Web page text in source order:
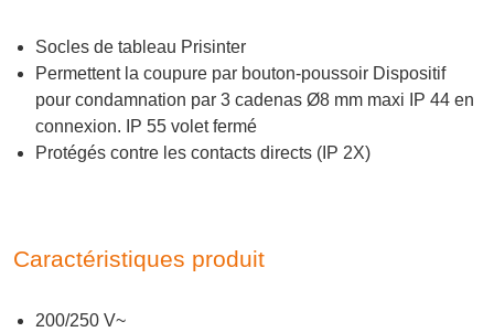
Socles de tableau Prisinter
Permettent la coupure par bouton-poussoir Dispositif
pour condamnation par 3 cadenas Ø8 mm maxi IP 44 en
connexion. IP 55 volet fermé
Protégés contre les contacts directs (IP 2X)
Caractéristiques produit
200/250 V~